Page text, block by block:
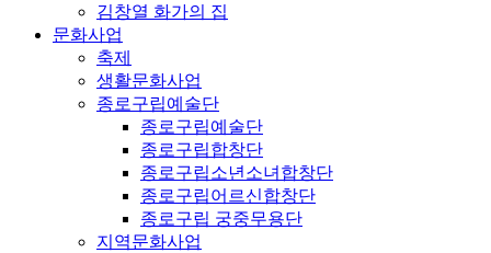
김창열 화가의 집
문화사업
축제
생활문화사업
종로구립예술단
종로구립예술단
종로구립합창단
종로구립소년소녀합창단
종로구립어르신합창단
종로구립 궁중무용단
지역문화사업